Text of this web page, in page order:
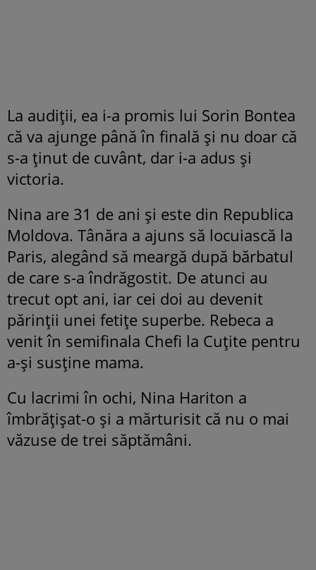
La audiții, ea i-a promis lui Sorin Bontea
că va ajunge până în finală și nu doar că
s-a ținut de cuvânt, dar i-a adus și
victoria.
Nina are 31 de ani și este din Republica
Moldova. Tânăra a ajuns să locuiască la
Paris, alegând să meargă după bărbatul
de care s-a îndrăgostit. De atunci au
trecut opt ani, iar cei doi au devenit
părinții unei fetițe superbe. Rebeca a
venit în semifinala Chefi la Cuțite pentru
a-și susține mama.
Cu lacrimi în ochi, Nina Hariton a
îmbrățișat-o și a mărturisit că nu o mai
văzuse de trei săptămâni.